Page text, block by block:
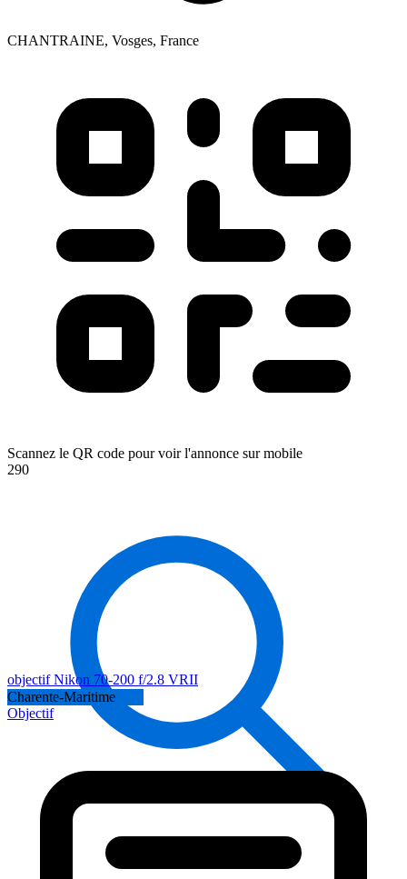
CHANTRAINE, Vosges, France
Scannez le QR code pour voir l'annonce sur mobile
290
objectif Nikon 70-200 f/2.8 VRII
Charente-Maritime
Objectif